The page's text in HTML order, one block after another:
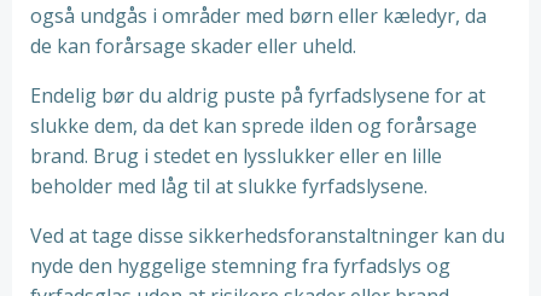
også undgås i områder med børn eller kæledyr, da
de kan forårsage skader eller uheld.
Endelig bør du aldrig puste på fyrfadslysene for at
slukke dem, da det kan sprede ilden og forårsage
brand. Brug i stedet en lysslukker eller en lille
beholder med låg til at slukke fyrfadslysene.
Ved at tage disse sikkerhedsforanstaltninger kan du
nyde den hyggelige stemning fra fyrfadslys og